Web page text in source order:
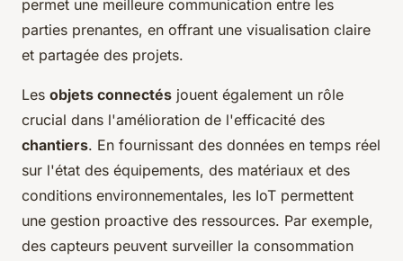
permet une meilleure communication entre les
parties prenantes, en offrant une visualisation claire
et partagée des projets.
Les objets connectés jouent également un rôle
crucial dans l'amélioration de l'efficacité des
chantiers. En fournissant des données en temps réel
sur l'état des équipements, des matériaux et des
conditions environnementales, les IoT permettent
une gestion proactive des ressources. Par exemple,
des capteurs peuvent surveiller la consommation